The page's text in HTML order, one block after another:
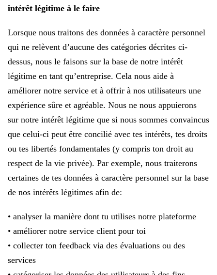
intérêt légitime à le faire
Lorsque nous traitons des données à caractère personnel
qui ne relèvent d’aucune des catégories décrites ci-
dessus, nous le faisons sur la base de notre intérêt
légitime en tant qu’entreprise. Cela nous aide à
améliorer notre service et à offrir à nos utilisateurs une
expérience sûre et agréable. Nous ne nous appuierons
sur notre intérêt légitime que si nous sommes convaincus
que celui-ci peut être concilié avec tes intérêts, tes droits
ou tes libertés fondamentales (y compris ton droit au
respect de la vie privée). Par exemple, nous traiterons
certaines de tes données à caractère personnel sur la base
de nos intérêts légitimes afin de:
• analyser la manière dont tu utilises notre plateforme
• améliorer notre service client pour toi
• collecter ton feedback via des évaluations ou des
services